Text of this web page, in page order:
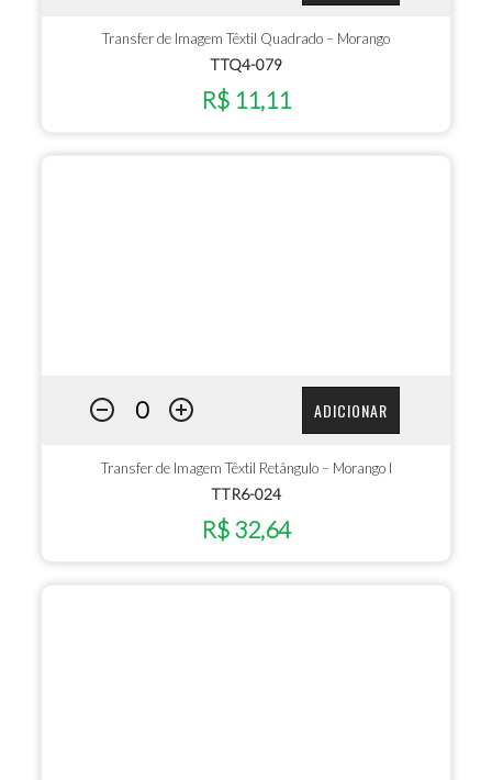
Transfer de Imagem Têxtil Quadrado – Morango
TTQ4-079
R$ 11,11
ADICIONAR
Transfer de Imagem Têxtil Retângulo – Morango I
TTR6-024
R$ 32,64